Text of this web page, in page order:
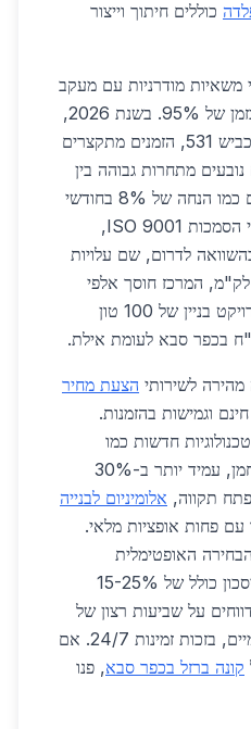
כוללים חיתוך וייצור
משאיות מודרניות עם מעקב
GPS, המבטיחים אספקה בזמן של 95%. בשנת 2026,
עם התרחבות תשתיות כמו כביש 531, הזמנים מתקצרים
מתחרות גבוהה בין
ספקים, עם מבצעים עונתיים כמו הנחה של 8% בחודשי
הקיץ. איכות מובטחת על ידי הסמכות ISO 9001,
לדרום, שם עלויות
ל-25 ש"ח לק"מ, המרכז חוסך אלפי
שקלים לפרויקט. לדוגמה, פרויקט בניין של 100 טון
מהירה לשירותי הצעת מחיר
חינם וגמישות בהזמנות.
חדשות כמו
אלומיניום מחוזק עם סיבי פחמן, עמיד יותר ב-30%
תקווה, אלומיניום לבנייה
פחות אופציות מלאי.
האופטימלית
לפרויקטים ב-2026, עם חיסכון כולל של 15-25%
על שביעות רצון של
98% משירותי ספקים מקומיים, בזכות זמינות 24/7. אם
קונה ברזל בכפר סבא, פנו